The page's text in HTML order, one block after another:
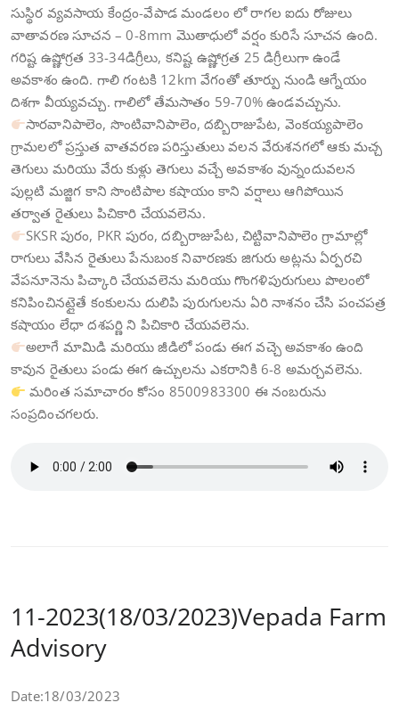
సుస్థిర వ్యవసాయ కేంద్రం-వేపాడ మండలం లో రాగల ఐదు రోజులు
వాతావరణ సూచన – 0-8mm మొతాధులో వర్షం కురిసే సూచన ఉంది.
గరిష్ట ఉష్ణోగ్రత 33-34డిగ్రీలు, కనిష్ట ఉష్ణోగ్రత 25 డిగ్రీలుగా ఉండే
అవకాశం ఉంది. గాలి గంటకి 12km వేగంతో తూర్పు నుండి ఆగ్నేయం
దిశగా వీయ్యవచ్చు. గాలిలో తేమసాతం 59-70% ఉండవచ్చును.
సారవానిపాలెం, సొంటివానిపాలెం, దబ్బిరాజుపేట, వెంకయ్యపాలెం
గ్రామలలో ప్రస్తుత వాతవరణ పరిస్తుతులు వలన వేరుశనగలో ఆకు మచ్చ
తెగులు మరియు వేరు కుళ్లు తెగులు వచ్చే అవకాశం వున్నందువలన
పుల్లటి మజ్జిగ కాని సొంటిపాల కషాయం కాని వర్షాలు ఆగిపోయిన
తర్వాత రైతులు పిచికారి చేయవలెను.
SKSR పురం, PKR పురం, దబ్బిరాజుపేట, చిట్టివానిపాలెం గ్రామాల్లో
రాగులు వేసిన రైతులు పేనుబంక నివారణకు జిగురు అట్లను ఏర్పరచి
వేపనూనెను పిచ్కారి చేయవలెను మరియు గొంగళిపురుగులు పొలంలో
కనిపించినట్లైతే కంకులను దులిపి పురుగులను ఏరి నాశనం చేసి పంచపత్ర
కషాయం లేధా దశపర్ణి ని పిచికారి చేయవలెను.
అలాగే మామిడి మరియు జీడిలో పండు ఈగ వచ్చె అవకాశం ఉంది
కావున రైతులు పండు ఈగ ఉచ్చులను ఎకరానికి 6-8 అమర్చవలెను.
మరింత సమాచారం కోసం 8500983300 ఈ నంబరును
సంప్రదించగలరు.
11-2023(18/03/2023)Vepada Farm
Advisory
Date:18/03/2023